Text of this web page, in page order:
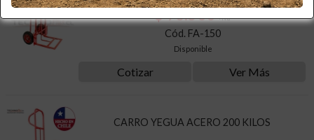
$ 93.500+iva
Cód. FA-150
Disponible
Cotizar Ver Más
CARRO YEGUA ACERO 200 KILOS